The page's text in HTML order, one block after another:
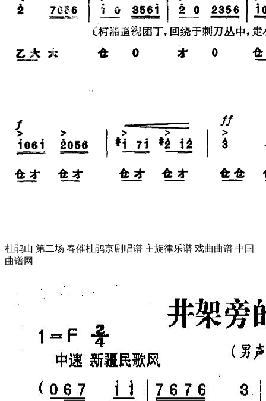
杜鹃山 第二场 春催杜鹃京剧唱谱 主旋律乐谱 戏曲曲谱 中国
曲谱网